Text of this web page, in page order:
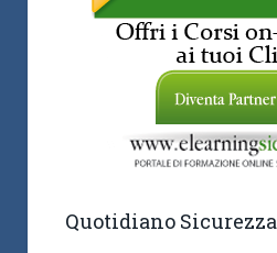
Quotidiano Sicurezza